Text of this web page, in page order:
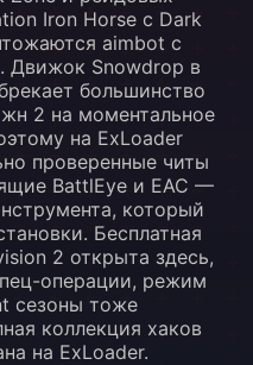
Iron Horse с Dark
aimbot с
Движок Snowdrop в
большинство
2 на моментальное
на ExLoader
проверенные читы
BattlEye и EAC —
который
Бесплатная
2 открыта здесь,
операции, режим
сезоны тоже
коллекция хаков
на ExLoader.